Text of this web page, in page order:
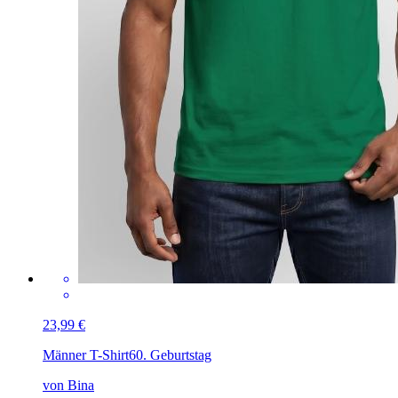
23,99 €
Männer T-Shirt60. Geburtstag
von Bina